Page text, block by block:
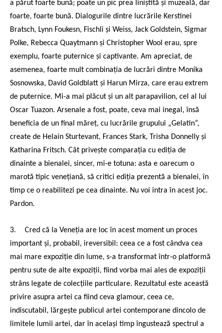
a părut foarte bună; poate un pic prea liniștită și muzeală, dar
foarte, foarte bună. Dialogurile dintre lucrările Kerstinei
Bratsch, Lynn Foukesn, Fischli și Weiss, Jack Goldstein, Sigmar
Polke, Rebecca Quaytmann și Christopher Wool erau, spre
exemplu, foarte puternice și captivante. Am apreciat, de
asemenea, foarte mult combinația de lucrări dintre Monika
Sosnowska, David Goldblatt și Harun Mirza, care erau extrem
de puternice. Mi-a mai plăcut și un alt parapavilion, cel al lui
Oscar Tuazon. Arsenale a fost, poate, ceva mai inegal, însă
beneficia de un final măreț, cu lucrările grupului „Gelatin”,
create de Helain Sturtevant, Frances Stark, Trisha Donnelly și
Katharina Fritsch. Cât privește comparația cu ediția de
dinainte a bienalei, sincer, mi-e totuna: asta e oarecum o
marotă tipic venețiană, să critici ediția prezentă a bienalei, în
timp ce o reabilitezi pe cea dinainte. Nu voi intra în acest joc.
Pardon.
3.
Cred că la Veneția are loc în acest moment un proces
important și, probabil, ireversibil: ceea ce a fost cândva cea
mai mare expoziție din lume, s-a transformat într-o platformă
pentru sute de alte expoziții, fiind vorba mai ales de expoziții
strâns legate de colecțiile particulare. Rezultatul este această
privire asupra artei ca fiind ceva glamour, ceea ce,
indiscutabil, lărgește publicul artei contemporane dincolo de
limitele lumii artei, dar în același timp îngustează spectrul a